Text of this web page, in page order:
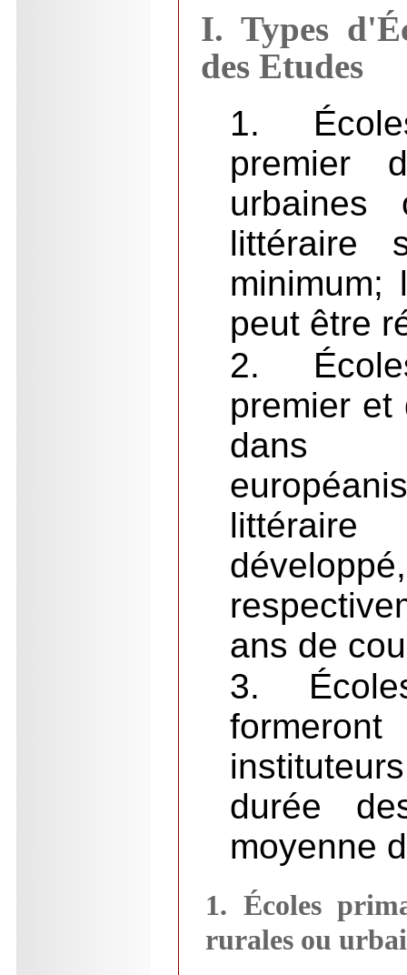
I. Types
des Etudes
1.
premier
urbaines
littéraire
minimum;
peut être
2.
premier et
dans
ans de
3.
durée
moyenne
1. Écoles
rurales ou